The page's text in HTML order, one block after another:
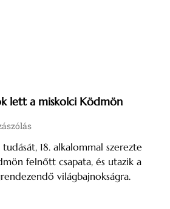
lett a miskolci Ködmön
18. alkalommal szerezte
felnőtt csapata, és utazik a
világbajnokságra.